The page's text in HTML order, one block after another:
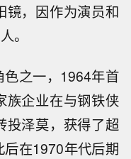
镜，因作为演员和
。
之一，1964年首
族企业在与钢铁侠
投泽莫，获得了超
在1970年代后期